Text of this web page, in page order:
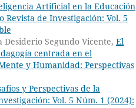
Artificial en la Educación
Revista de Investigación: Vol. 5
Segundo Vicente, El
centrada en el
y Humanidad: Perspectivas
y Perspectivas de la
Vol. 5 Núm. 1 (2024):